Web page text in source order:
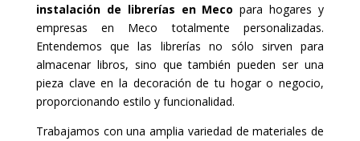
instalación de librerías en Mecopara hogares y
empresas en Meco totalmente personalizadas.
Entendemos que las librerías no sólo sirven para
almacenar libros, sino que también pueden ser una
pieza clave en la decoración de tu hogar o negocio,
proporcionando estilo y funcionalidad.
Trabajamos con una amplia variedad de materiales de